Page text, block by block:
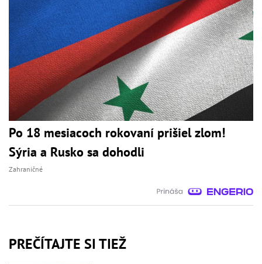
Po 18 mesiacoch rokovaní prišiel zlom!
Sýria a Rusko sa dohodli
Zahraničné
PREČÍTAJTE SI TIEŽ